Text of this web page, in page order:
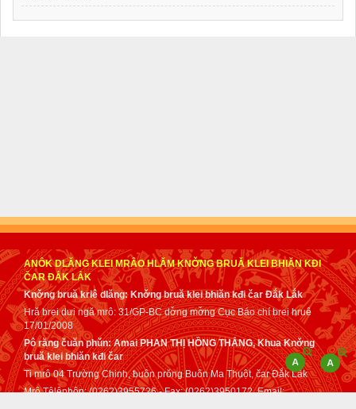
ANÔK DLĂNG KLEI MRÂO HLĂM KNƠ̌NG BRUǍ KLEI BHIĂN KĐI
ČAR ĐẮK LẮK
Knơ̌ng bruă kriê dlăng: Knơ̌ng bruă klei bhiăn kđi čar Đắk Lắk
Hră brei dưi ngă mrô: 31/GP-BC dơ̌ng mơ̌ng Cục Báo chí brei hruê
17/01/2008
Pô răng čuăn phǔn: Amai PHAN THỊ HỒNG THẮNG, Khua Knơ̌ng
bruă klei bhiăn kđi čar
Ti mrô 04 Trường Chinh, ƀuôn prǒng Buôn Ma Thuột, čar Đắk Lắk
Mrô Têlêphôn: (0262)3955726 - Fax: (0262)3950172. Email: